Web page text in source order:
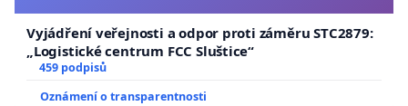
Vyjádření veřejnosti a odpor proti záměru STC2879:
„Logistické centrum FCC Sluštice“
459 podpisů
Oznámení o transparentnosti